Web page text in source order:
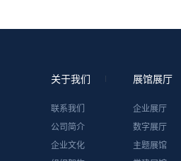
关于我们
联系我们
公司简介
企业文化
展馆展厅
企业展厅
数字展厅
主题展馆